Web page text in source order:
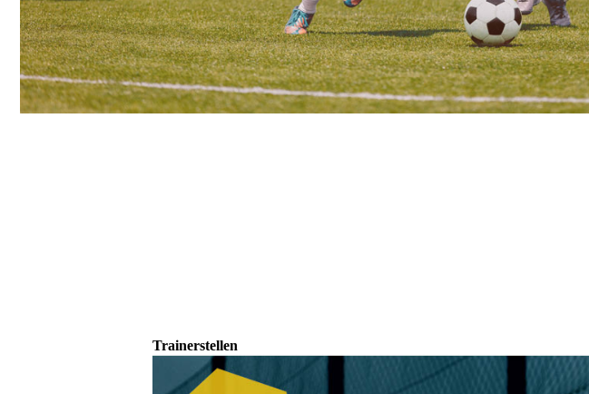
Trainerstellen